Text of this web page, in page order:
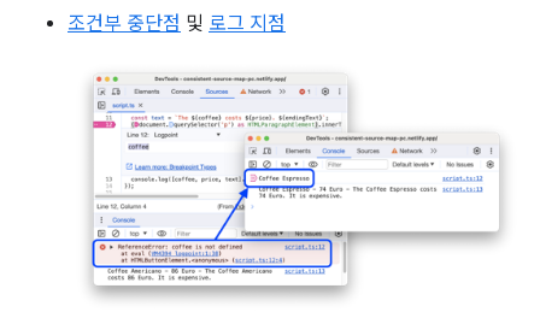
조건부 중단점 및 로그 지점